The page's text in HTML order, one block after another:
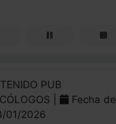
PUB
|
Fecha de
01/2026